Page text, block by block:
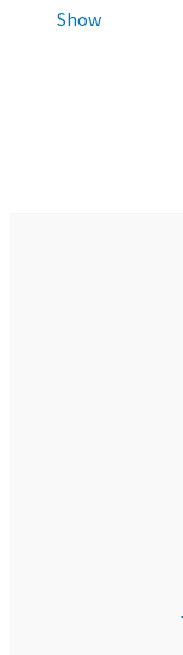
Show